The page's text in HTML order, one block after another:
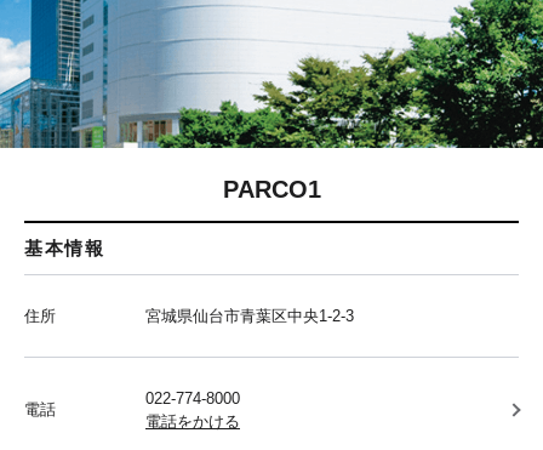
PARCO1
基本情報
住所 宮城県仙台市青葉区中央1-2-3
電話
022-774-8000
電話をかける